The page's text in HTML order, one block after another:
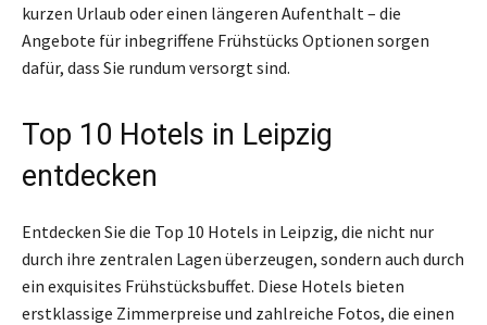
kurzen Urlaub oder einen längeren Aufenthalt – die
Angebote für inbegriffene Frühstücks Optionen sorgen
dafür, dass Sie rundum versorgt sind.
Top 10 Hotels in Leipzig
entdecken
Entdecken Sie die Top 10 Hotels in Leipzig, die nicht nur
durch ihre zentralen Lagen überzeugen, sondern auch durch
ein exquisites Frühstücksbuffet. Diese Hotels bieten
erstklassige Zimmerpreise und zahlreiche Fotos, die einen